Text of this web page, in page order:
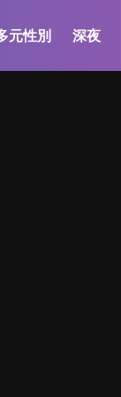
元性別 深夜